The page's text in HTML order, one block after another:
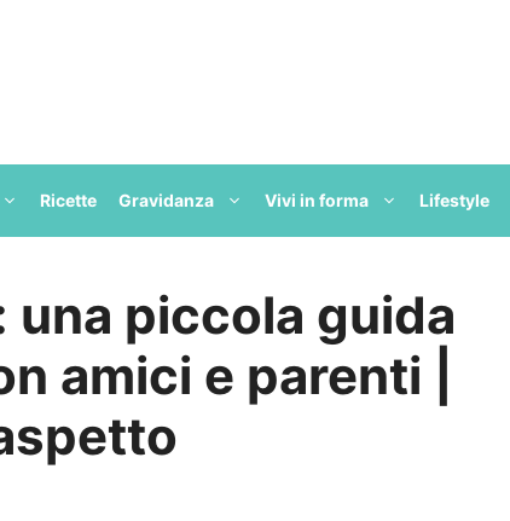
Ricette Gravidanza Vivi in forma Lifestyle
una piccola guida
amici e parenti |